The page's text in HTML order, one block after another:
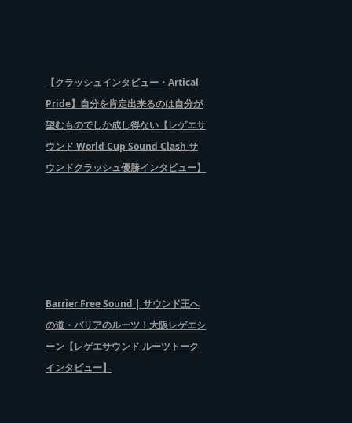
【クラッシュインタビュー・Artical
Pride】自分を肯定出来るのは自分が
望むものでしか成し得ない【レゲエサ
ウンド World Cup Sound Clash サ
ウンドクラッシュ優勝インタビュー】
Barrier Free Sound | サウンド王へ
の道・バリアのルーツ！大阪レゲエシ
ーン【レゲエサウンド ルーツトーク
インタビュー】